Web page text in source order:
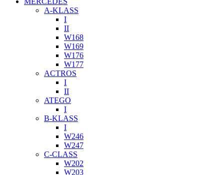
A-KLASS
I
II
W168
W169
W176
W177
ACTROS
I
II
ATEGO
I
B-KLASS
I
W246
W247
C-CLASS
W202
W203